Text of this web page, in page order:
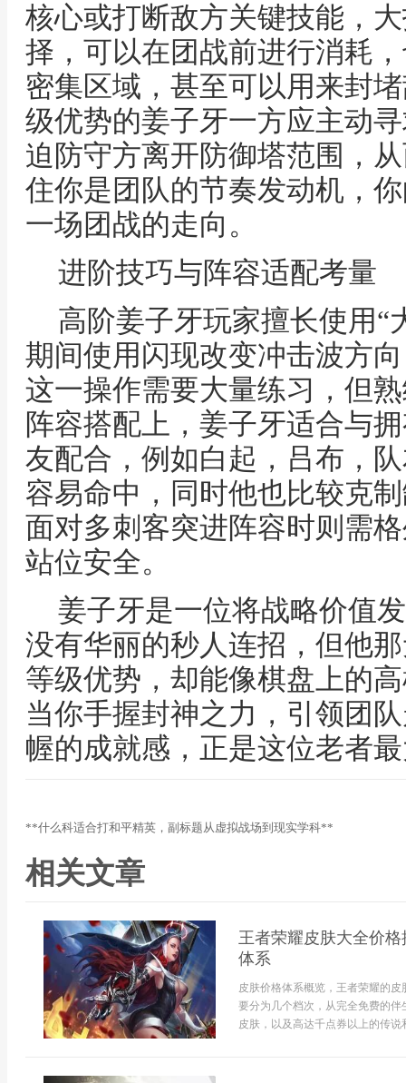
核心或打断敌方关键技能，
择，可以在团战前进行消耗
密集区域，甚至可以用来封
级优势的姜子牙一方应主动
迫防守方离开防御塔范围，
住你是团队的节奏发动机，
一场团战的走向。
进阶技巧与阵容适配考量
高阶姜子牙玩家擅长使用“
期间使用闪现改变冲击波方
这一操作需要大量练习，但
阵容搭配上，姜子牙适合与
友配合，例如白起，吕布，
容易命中，同时他也比较克
面对多刺客突进阵容时则需
站位安全。
姜子牙是一位将战略价值
没有华丽的秒人连招，但他
等级优势，却能像棋盘上的
当你手握封神之力，引领团
幄的成就感，正是这位老者
**什么科适合打和平精英，副标题从虚拟战场到现实学科**
相关文章
王者荣耀皮肤大全价
体系
皮肤价格体系概览，王者荣耀的
要分为几个档次，从完全免费的
皮肤，以及高达千点券以上的传